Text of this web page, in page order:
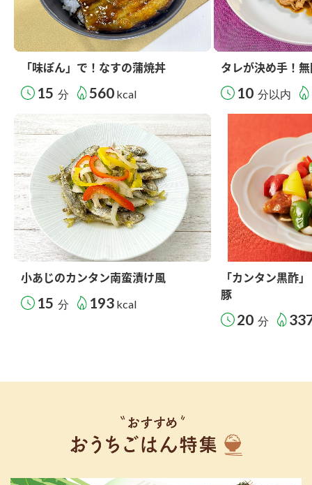
「味ぽん」で！なすの蒲焼丼
15 分 560 kcal
タレが決め手！
10 分以内
小あじのカンタン南蛮漬け風
15 分 193 kcal
「カンタン黒酢
豚
20 分